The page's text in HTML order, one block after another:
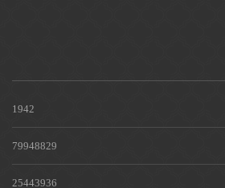
1942
79948829
25443936